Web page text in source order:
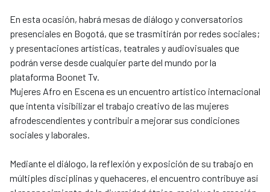
En esta ocasión, habrá mesas de diálogo y conversatorios
presenciales en Bogotá, que se trasmitirán por redes sociales;
y presentaciones artísticas, teatrales y audiovisuales que
podrán verse desde cualquier parte del mundo por la
plataforma Boonet Tv.
Mujeres Afro en Escena es un encuentro artístico internacional
que intenta visibilizar el trabajo creativo de las mujeres
afrodescendientes y contribuir a mejorar sus condiciones
sociales y laborales.
Mediante el diálogo, la reflexión y exposición de su trabajo en
múltiples disciplinas y quehaceres, el encuentro contribuye así